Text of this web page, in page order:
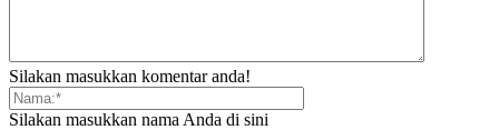
Silakan masukkan komentar anda!
Silakan masukkan nama Anda di sini